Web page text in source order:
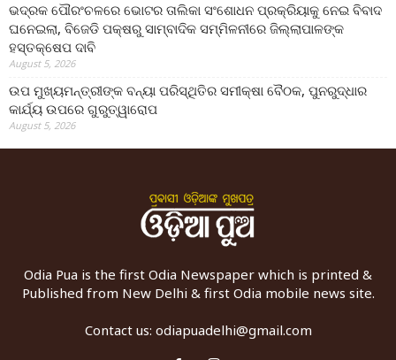
ଭଦ୍ରକ ପୌରଂଚଳରେ ଭୋଟର ତାଲିକା ସଂଶୋଧନ ପ୍ରକ୍ରିୟାକୁ ନେଇ ବିବାଦ
ଘନେଇଲା, ବିଜେଡି ପକ୍ଷରୁ ସାମ୍ବାଦିକ ସମ୍ମିଳନୀରେ ଜିଲ୍ଲାପାଳଙ୍କ
ହସ୍ତକ୍ଷେପ ଦାବି
August 5, 2026
ଉପ ମୁଖ୍ୟମନ୍ତ୍ରୀଙ୍କ ବନ୍ୟା ପରିସ୍ଥିତିର ସମୀକ୍ଷା ବୈଠକ, ପୁନରୁଦ୍ଧାର
କାର୍ଯ୍ୟ ଉପରେ ଗୁରୁତ୍ୱାରୋପ
August 5, 2026
Odia Pua is the first Odia Newspaper which is printed &
Published from New Delhi & first Odia mobile news site.
Contact us: odiapuadelhi@gmail.com